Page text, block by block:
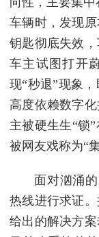
车辆时，发现
钥匙彻底失效
车主试图打开
现“秒退”现象
高度依赖数字
主被硬生生“锁
被网友戏称为“
面对汹涌
热线进行求证
给出的解决方